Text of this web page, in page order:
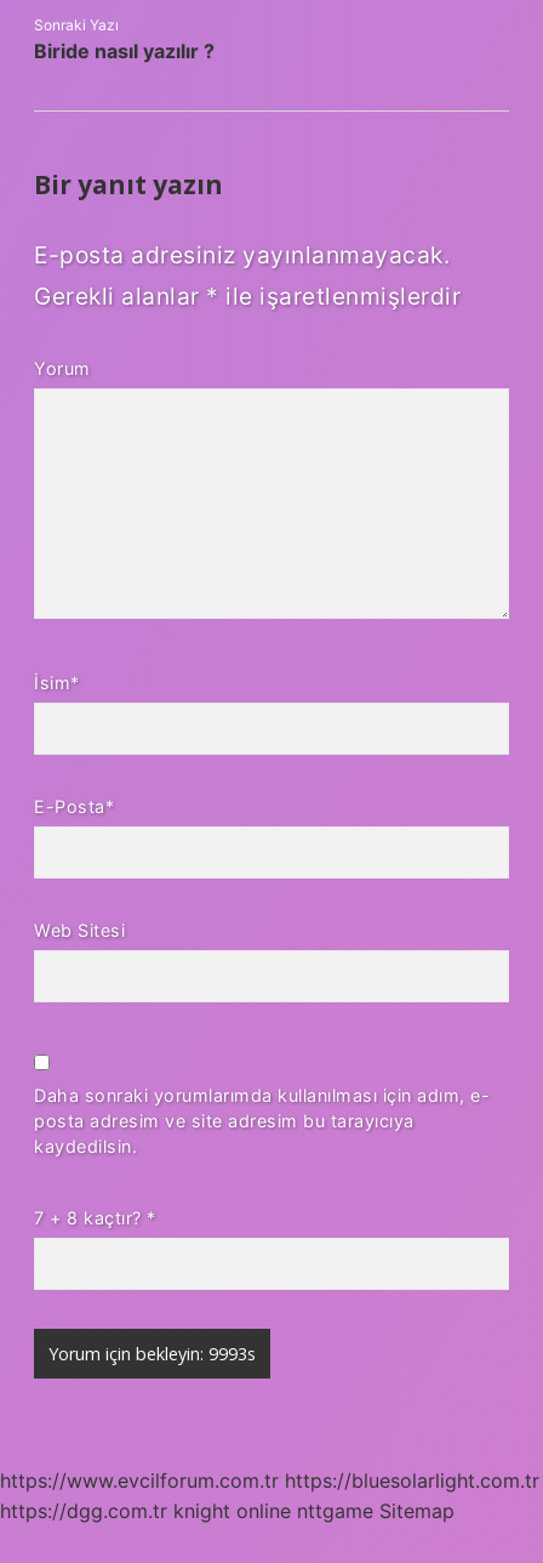
Sonraki Yazı
Biride nasıl yazılır ?
Bir yanıt yazın
E-posta adresiniz yayınlanmayacak.
Gerekli alanlar * ile işaretlenmişlerdir
Yorum
İsim*
E-Posta*
Web Sitesi
Daha sonraki yorumlarımda kullanılması için adım, e-
posta adresim ve site adresim bu tarayıcıya
kaydedilsin.
7 + 8 kaçtır? *
https://www.evcilforum.com.tr https://bluesolarlight.com.tr
https://dgg.com.tr knight online nttgame Sitemap